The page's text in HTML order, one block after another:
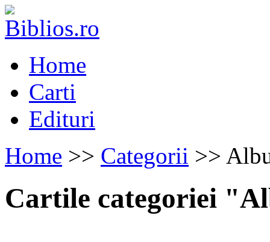
Home
Carti
Edituri
Home >> Categorii >>
Cartile categoriei